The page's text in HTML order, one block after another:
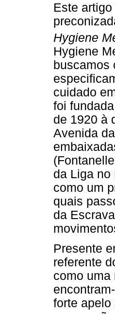
Este
Hygiene
Hygiene
buscamos
cuidado
foi
de 1920 à
Avenida
da Liga no
como um
quais
da
Presente
referente
como uma
forte